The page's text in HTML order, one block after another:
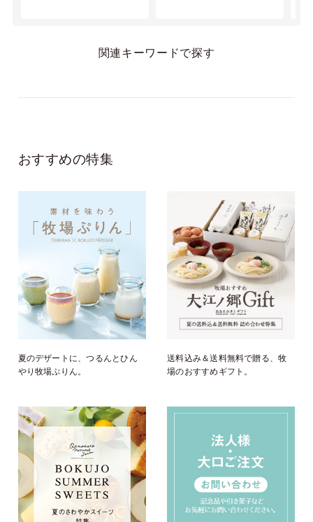
関連キーワードで探す
おすすめの特集
夏のデザートに、つるんとひん
やり牧場ぷりん。
送料込み＆送料無料で贈る、牧
場のおすすめギフト。